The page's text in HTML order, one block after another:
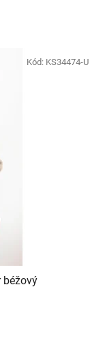
béžový
Kód: KS34474-U